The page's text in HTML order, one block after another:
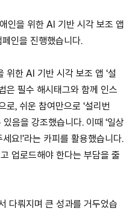
인을 위한 AI 기반 시각 보조 앱
페인을 진행했습니다.
위한 AI 기반 시각 보조 앱 ‘설
은 필수 해시태그와 함께 인스
로, 쉬운 참여만으로 ‘설리번
음을 강조했습니다. 이때 ‘일상
요!’라는 카피를 활용했습니다.
업로드해야 한다는 부담을 줄
다뤄지며 큰 성과를 거두었습